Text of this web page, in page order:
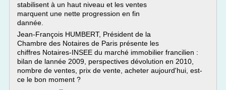
stabilisent à un haut niveau et les ventes
marquent une nette progression en fin
dannée.
Jean-François HUMBERT, Président de la
Chambre des Notaires de Paris présente les
chiffres Notaires-INSEE du marché immobilier francilien :
bilan de lannée 2009, perspectives dévolution en 2010,
nombre de ventes, prix de vente, acheter aujourd'hui, est-
ce le bon moment ?